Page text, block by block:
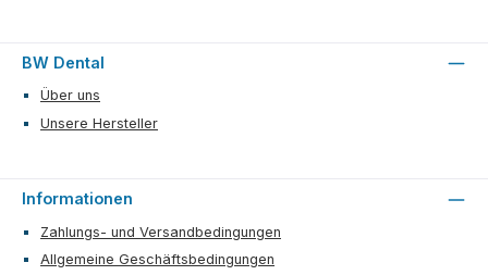
BW Dental
Über uns
Unsere Hersteller
Informationen
Zahlungs- und Versandbedingungen
Allgemeine Geschäftsbedingungen